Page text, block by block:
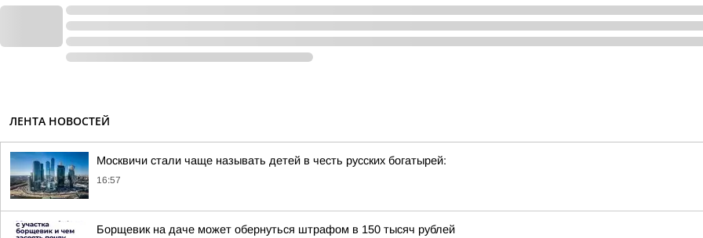
ЛЕНТА НОВОСТЕЙ
Москвичи стали чаще называть детей в честь русских богатырей:
16:57
Борщевик на даче может обернуться штрафом в 150 тысяч рублей